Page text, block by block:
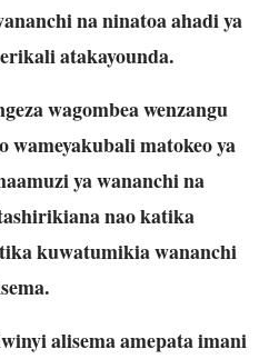
na ninatoa ahadi ya
atakayounda.
wagombea wenzangu
wameyakubali matokeo ya
ya wananchi na
nao katika
kuwatumikia wananchi
alisema amepata imani